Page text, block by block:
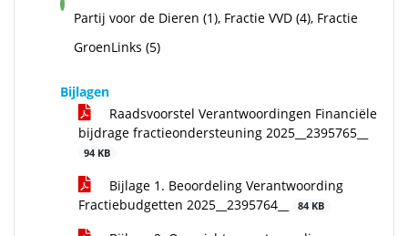
voorPartij voor de Dieren (1), Fractie VVD (4), Fractie
GroenLinks (5)
Bijlagen
Raadsvoorstel Verantwoordingen Financiële
bijdrage fractieondersteuning 2025__2395765__
94 KB
Bijlage 1. Beoordeling Verantwoording
Fractiebudgetten 2025__2395764__
84 KB